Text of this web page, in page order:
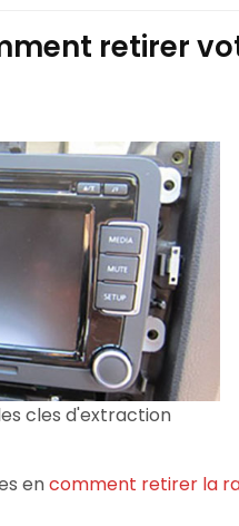
retirer
cles d'extraction
encomment retirer la